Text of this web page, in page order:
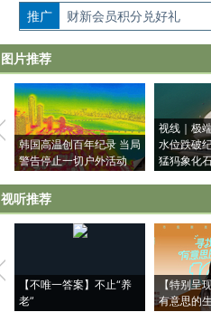
如需刊登转载请点击右侧按钮，提交
推广 财新会员积分兑好礼
图片推荐
韩国高温创百年纪录 当局
警告停止一切户外活动
视线｜极
水位跌破
猛犸象化
视听推荐
【不唯一答案】不止“养
老”
【特别呈
有意思的